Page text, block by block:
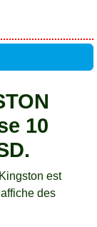
10
est
des